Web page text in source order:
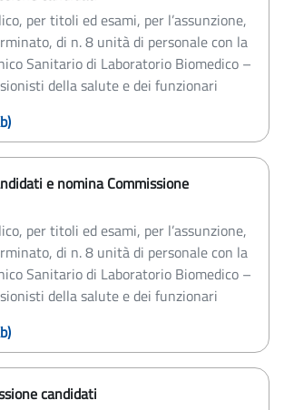
per titoli ed esami, per l’assunzione,
di n. 8 unità di personale con la
Sanitario di Laboratorio Biomedico –
della salute e dei funzionari
e nomina Commissione
per titoli ed esami, per l’assunzione,
di n. 8 unità di personale con la
Sanitario di Laboratorio Biomedico –
della salute e dei funzionari
candidati